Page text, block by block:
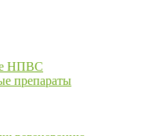
НПВС
препараты